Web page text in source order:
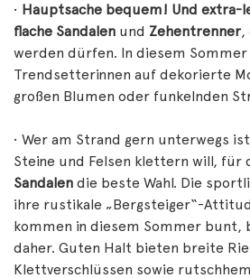
• Hauptsache bequem! Und extra-
flache Sandalen und Zehentrenner,
werden dürfen. In diesem Sommer
Trendsetterinnen auf dekorierte
großen Blumen oder funkelnden
• Wer am Strand gern unterwegs
Steine und Felsen klettern will, für
Sandalen die beste Wahl. Die
ihre rustikale „Bergsteiger“-
kommen in diesem Sommer bunt,
daher. Guten Halt bieten breite
Klettverschlüssen sowie